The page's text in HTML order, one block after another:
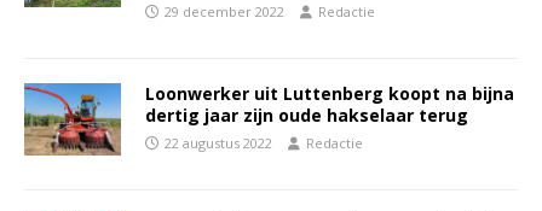
29 december 2022 Redactie
Loonwerker uit Luttenberg koopt na bijna
dertig jaar zijn oude hakselaar terug
22 augustus 2022 Redactie